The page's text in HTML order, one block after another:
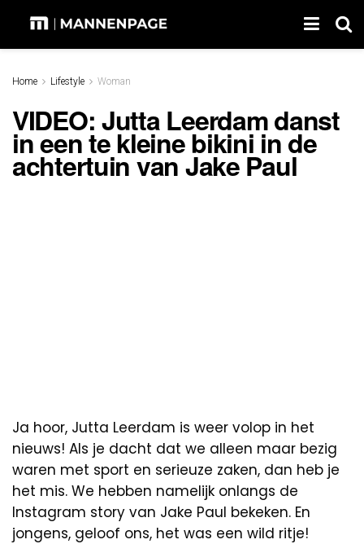
Home Lifestyle Woman
VIDEO: Jutta Leerdam danst
in een te kleine bikini in de
achtertuin van Jake Paul
Ja hoor, Jutta Leerdam is weer volop in het
nieuws! Als je dacht dat we alleen maar bezig
waren met sport en serieuze zaken, dan heb je
het mis. We hebben namelijk onlangs de
Instagram story van Jake Paul bekeken. En
jongens, geloof ons, het was een wild ritje!